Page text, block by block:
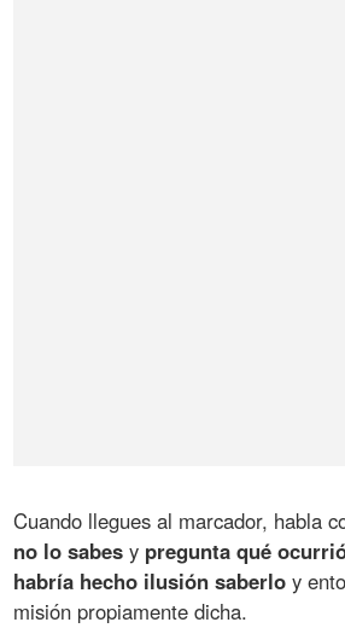
Cuando llegues al marcador, habla
no lo sabes y pregunta qué
habría hecho ilusión saberlo y
misión propiamente dicha.